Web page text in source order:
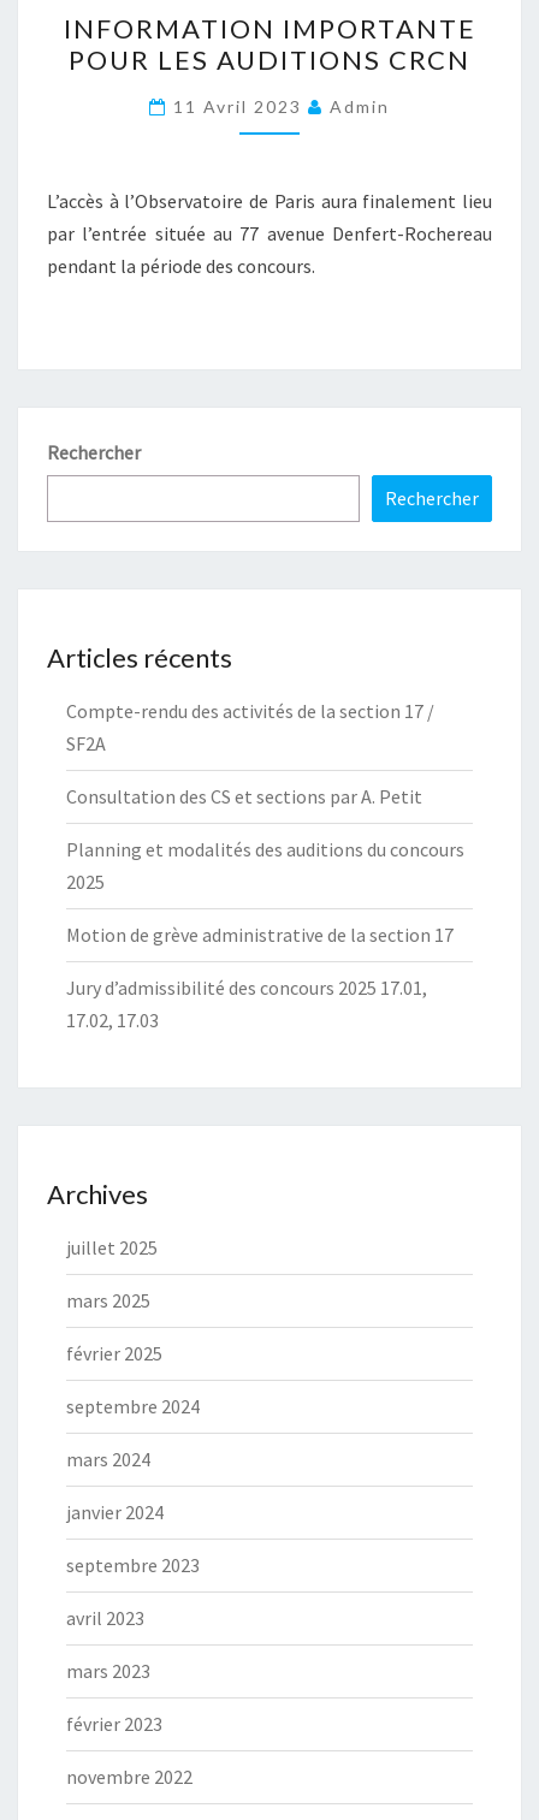
IMPORTANTE
POUR
LES
AUDITIONS
INFORMATION IMPORTANTE
POUR LES AUDITIONS CRCN
11 Avril 2023 Admin
L’accès à l’Observatoire de Paris aura finalement lieu
par l’entrée située au 77 avenue Denfert-Rochereau
pendant la période des concours.
Rechercher
Rechercher
Articles récents
Compte-rendu des activités de la section 17 /
SF2A
Consultation des CS et sections par A. Petit
Planning et modalités des auditions du concours
2025
Motion de grève administrative de la section 17
Jury d’admissibilité des concours 2025 17.01,
17.02, 17.03
Archives
juillet 2025
mars 2025
février 2025
septembre 2024
mars 2024
janvier 2024
septembre 2023
avril 2023
mars 2023
février 2023
novembre 2022